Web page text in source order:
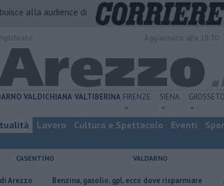
alla audience di
VALDICHIANA VALTIBERINA FIRENZE SIENA GROSSETO
Lavoro Cultura e Spettacolo Eventi
CASENTINO VALDARNO
​Benzina, gasolio, gpl, ecco dove risparmiare Arezzo,